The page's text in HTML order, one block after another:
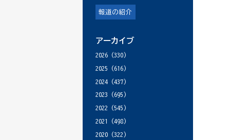
報道の紹介
アーカイブ
2026 (330)
2025 (616)
2024 (437)
2023 (695)
2022 (545)
2021
(498)
2020 (322)